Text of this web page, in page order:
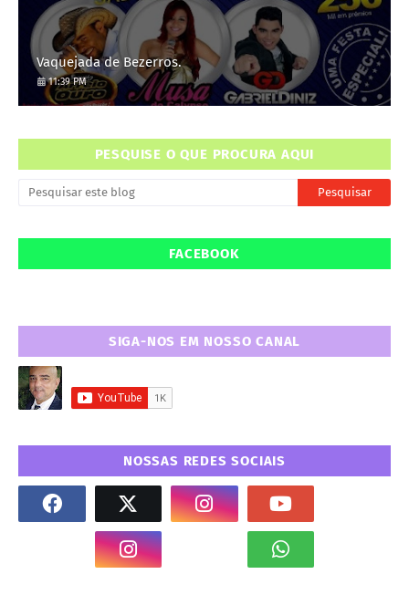
Vaquejada de Bezerros.
11:39 PM
PESQUISE O QUE PROCURA AQUI
FACEBOOK
SIGA-NOS EM NOSSO CANAL
NOSSAS REDES SOCIAIS